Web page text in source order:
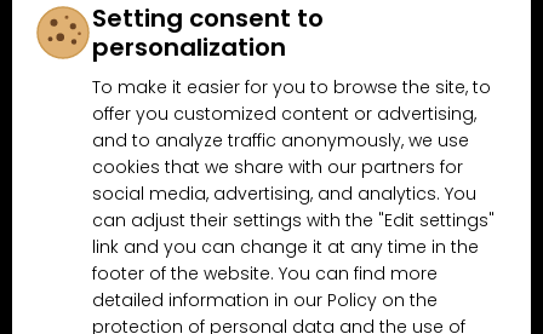
Follow us on
Facebook
Why shop at MN-Modelar.com
4.9/5(10481x) 4.5/5 (189x)
Setting consent to
personalization
To make it easier for you to browse the site, to
offer you customized content or advertising,
and to analyze traffic anonymously, we use
cookies that we share with our partners for
social media, advertising, and analytics. You
can adjust their settings with the "Edit settings"
link and you can change it at any time in the
footer of the website. You can find more
detailed information in our Policy on the
protection of personal data and the use of